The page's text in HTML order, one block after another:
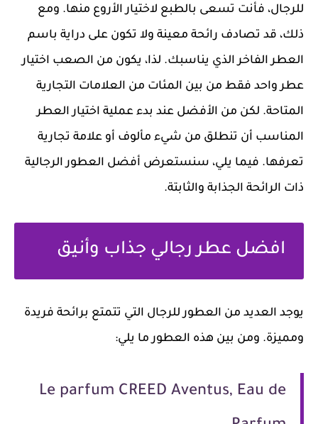
للرجال، فأنت تسعى بالطبع لاختيار الأروع منها. ومع
ذلك، قد تصادف رائحة معينة ولا تكون على دراية باسم
العطر الفاخر الذي يناسبك. لذا، يكون من الصعب اختيار
عطر واحد فقط من بين المئات من العلامات التجارية
المتاحة. لكن من الأفضل عند بدء عملية اختيار العطر
المناسب أن تنطلق من شيء مألوف أو علامة تجارية
تعرفها. فيما يلي، سنستعرض أفضل العطور الرجالية
ذات الرائحة الجذابة والثابتة.
افضل عطر رجالي جذاب وأنيق
يوجد العديد من العطور للرجال التي تتمتع برائحة فريدة
ومميزة. ومن بين هذه العطور ما يلي:
Le parfum CREED Aventus, Eau de